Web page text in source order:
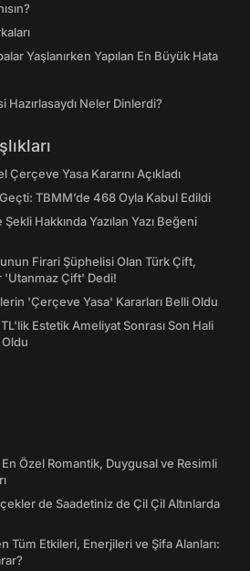
Yaşlanırken Yapılan En Büyük Hata
Neler Dinlerdi?
Yasa Kararını Açıkladı
TBMM’de 468 Oyla Kabul Edildi
Hakkında Yazılan Yazı Beğeni
Firari Şüphelisi Olan Türk Çift,
'Utanmaz Çift' Dedi!
'Çerçeve Yasa' Kararları Belli Oldu
Estetik Ameliyat Sonrası Son Hali
Özel Romantik, Duygusal ve Resimli
de Saadetiniz de Çil Çil Altınlarda
Tüm Etkileri, Enerjileri ve Şifa Alanları: